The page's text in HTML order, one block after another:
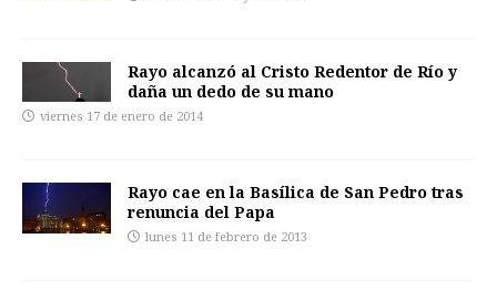
Rayo alcanzó al Cristo Redentor de Río y
daña un dedo de su mano
viernes 17 de enero de 2014
Rayo cae en la Basílica de San Pedro tras
renuncia del Papa
lunes 11 de febrero de 2013